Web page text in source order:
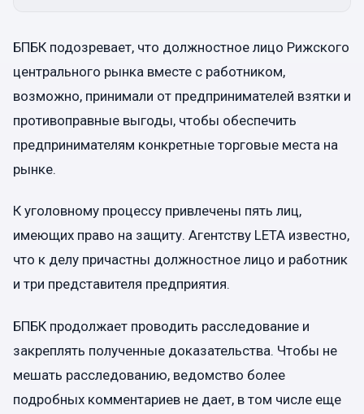
БПБК подозревает, что должностное лицо Рижского
центрального рынка вместе с работником,
возможно, принимали от предпринимателей взятки и
противоправные выгоды, чтобы обеспечить
предпринимателям конкретные торговые места на
рынке.
К уголовному процессу привлечены пять лиц,
имеющих право на защиту. Агентству LETA известно,
что к делу причастны должностное лицо и работник
и три представителя предприятия.
БПБК продолжает проводить расследование и
закреплять полученные доказательства. Чтобы не
мешать расследованию, ведомство более
подробных комментариев не дает, в том числе еще